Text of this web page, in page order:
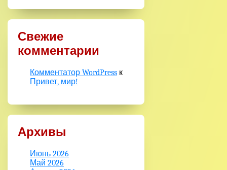
Свежие
комментарии
Комментатор WordPress к
Привет, мир!
Архивы
Июнь 2026
Май 2026